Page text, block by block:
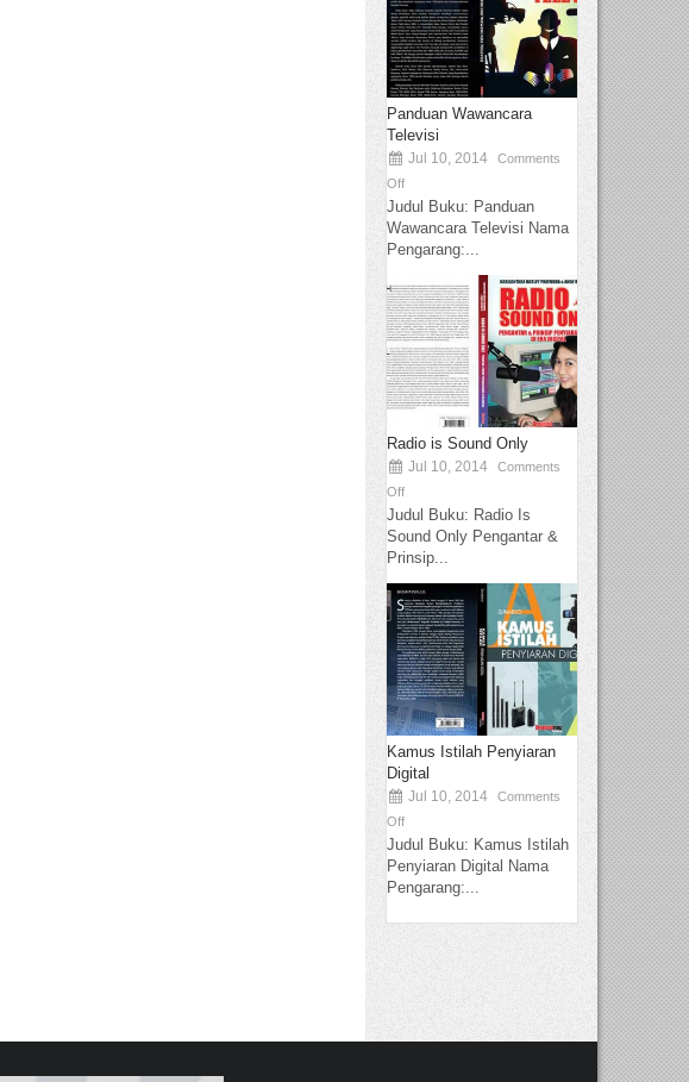
Panduan Wawancara
Televisi
Jul 10, 2014
Comments
Off
Judul Buku: Panduan
Wawancara Televisi Nama
Pengarang:...
Radio is Sound Only
Jul 10, 2014
Comments
Off
Judul Buku: Radio Is
Sound Only Pengantar &
Prinsip...
Kamus Istilah Penyiaran
Digital
Jul 10, 2014
Comments
Off
Judul Buku: Kamus Istilah
Penyiaran Digital Nama
Pengarang:...